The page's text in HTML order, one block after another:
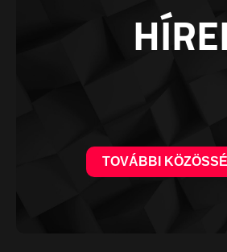
TOVÁBBI